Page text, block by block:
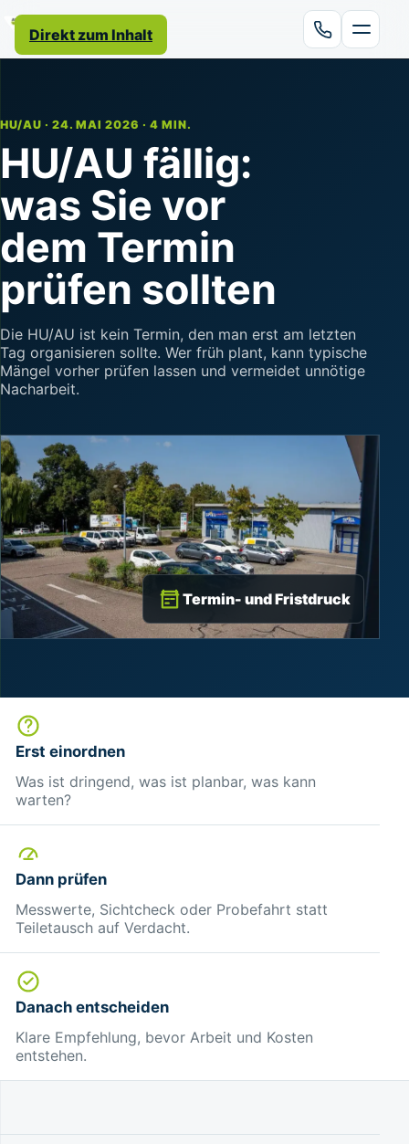
Direkt zum Inhalt
HU/AU · 24. MAI 2026 · 4 MIN.
HU/AU fällig:
was Sie vor
dem Termin
prüfen sollten
Die HU/AU ist kein Termin, den man erst am letzten
Tag organisieren sollte. Wer früh plant, kann typische
Mängel vorher prüfen lassen und vermeidet unnötige
Nacharbeit.
Termin- und Fristdruck
Erst einordnen
Was ist dringend, was ist planbar, was kann
warten?
Dann prüfen
Messwerte, Sichtcheck oder Probefahrt statt
Teiletausch auf Verdacht.
Danach entscheiden
Klare Empfehlung, bevor Arbeit und Kosten
entstehen.